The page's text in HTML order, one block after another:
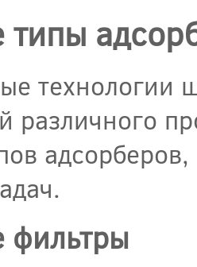
технологии
различного
фильтры